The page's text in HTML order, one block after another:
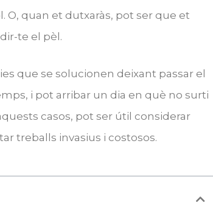
O, quan et dutxaràs, pot ser que et
te el pèl.
que se solucionen deixant passar el
i pot arribar un dia en què no surti
casos, pot ser útil considerar
treballs invasius i costosos.